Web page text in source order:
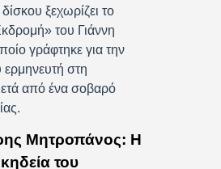
ξεχωρίζει το
του Γιάννη
γράφτηκε για την
ερμηνευτή στη
από ένα σοβαρό
Μητροπάνος: Η
κηδεία του